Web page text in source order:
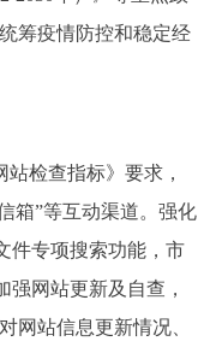
筹疫情防控和稳定经
检查指标》要求，
箱”等互动渠道。强化
件专项搜索功能，市
网站更新及自查，
网站信息更新情况、